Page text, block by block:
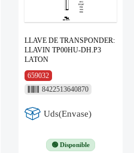
LLAVE DE TRANSPONDER:
LLAVIN TP00HU-DH.P3
LATON
659032
8422513640870
Uds(Envase)
🟢 Disponible